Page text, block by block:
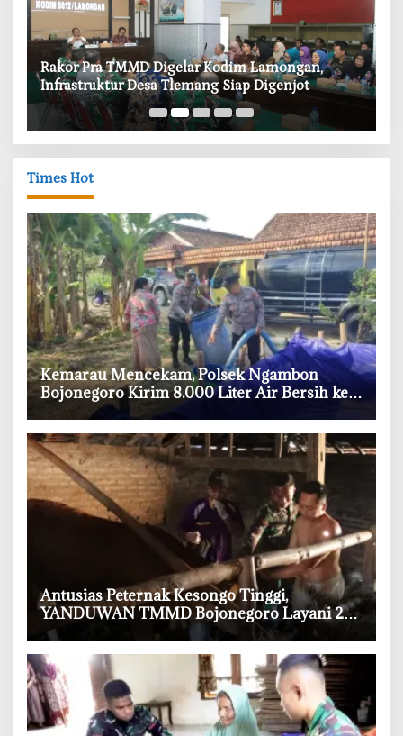
‎Rakor Pra TMMD Digelar Kodim Lamongan,
Infrastruktur Desa Tlemang Siap Digenjot
Times Hot
‎Kemarau Mencekam, Polsek Ngambon
Bojonegoro Kirim 8.000 Liter Air Bersih ke
Warga Bondol
‎Antusias Peternak Kesongo Tinggi,
YANDUWAN TMMD Bojonegoro Layani 278
Ternak